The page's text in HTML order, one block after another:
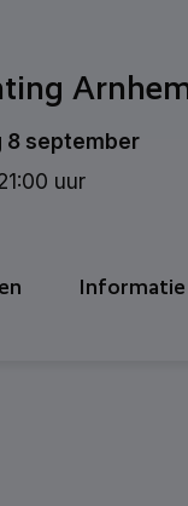
8 september
uur
Informatie